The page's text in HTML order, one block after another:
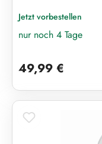
Jetzt vorbestellen
nur noch 4 Tage
49,99 €